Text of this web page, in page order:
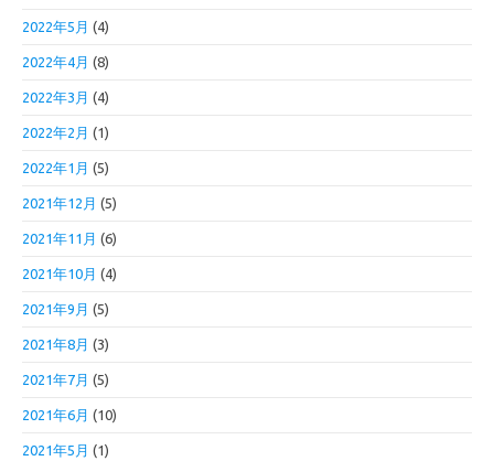
2022年5月 (4)
2022年4月 (8)
2022年3月 (4)
2022年2月 (1)
2022年1月 (5)
2021年12月 (5)
2021年11月 (6)
2021年10月 (4)
2021年9月 (5)
2021年8月 (3)
2021年7月 (5)
2021年6月 (10)
2021年5月 (1)